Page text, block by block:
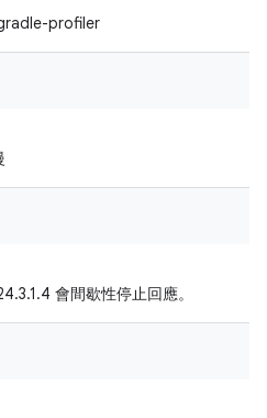
profiler
會間歇性停止回應。